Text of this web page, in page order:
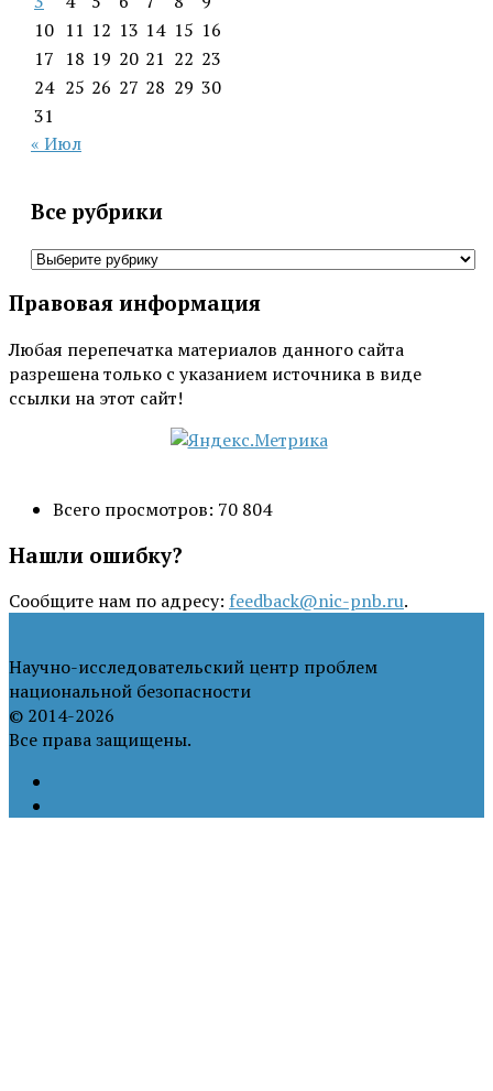
10 11 12 13 14 15 16
17 18 19 20 21 22 23
24 25 26 27 28 29 30
31
« Июл
Все рубрики
Все
Правовая информация
Любая перепечатка материалов данного сайта
разрешена только с указанием источника в виде
ссылки на этот сайт!
Всего просмотров: 70 804
Нашли ошибку?
Сообщите нам по адресу: feedback@nic-pnb.ru.
Научно-исследовательский центр проблем
национальной безопасности
© 2014-2026
Все права защищены.